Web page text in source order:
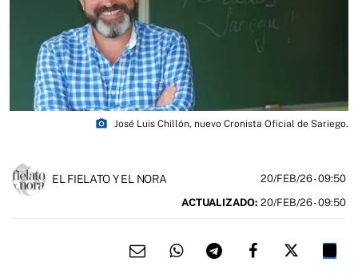
photo_camera José Luis Chillón, nuevo Cronista Oficial de Sariego.
EL FIELATO Y EL NORA 20/FEB/26- 09:50
ACTUALIZADO: 20/FEB/26 - 09:50